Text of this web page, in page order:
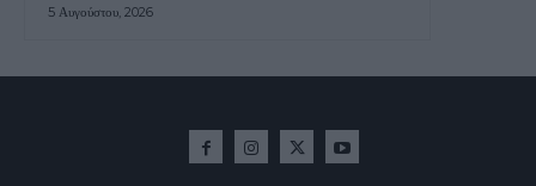
5 Αυγούστου, 2026